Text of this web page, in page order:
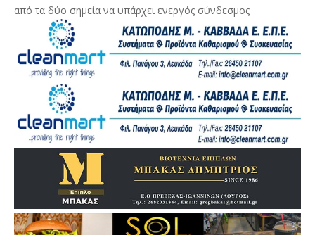
από τα δύο σημεία να υπάρχει ενεργός σύνδεσμος